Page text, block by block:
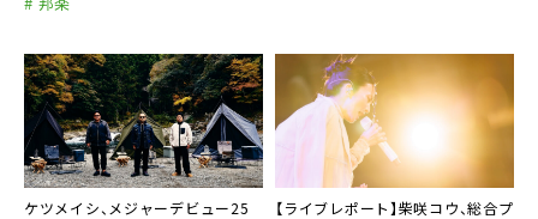
ケツメイシ、メジャーデビュー25
【ライブレポート】柴咲コウ、総合プ